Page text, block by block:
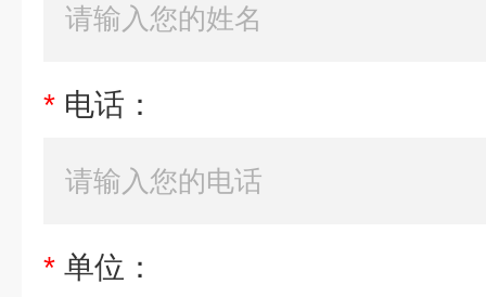
* 电话：
* 单位：